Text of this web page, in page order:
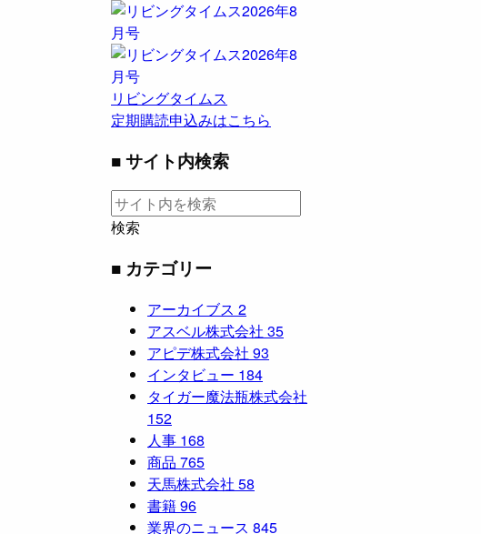
リビングタイムス
定期購読申込みはこちら
■ サイト内検索
検索
■ カテゴリー
アーカイブス 2
アスベル株式会社 35
アピデ株式会社 93
インタビュー 184
タイガー魔法瓶株式会社
152
人事 168
商品 765
天馬株式会社 58
書籍96
業界のニュース 845